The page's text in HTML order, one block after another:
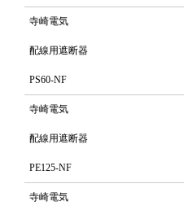
寺崎電気
配線用遮断器
PS60-NF
寺崎電気
配線用遮断器
PE125-NF
寺崎電気